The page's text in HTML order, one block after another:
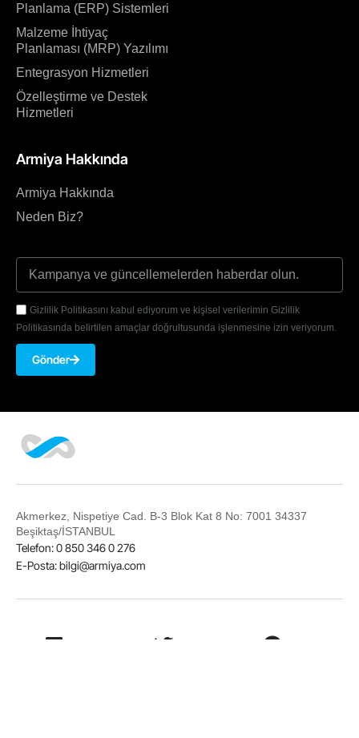
Planlama (ERP) Sistemleri
Malzeme İhtiyaç
Planlaması (MRP) Yazılımı
Entegrasyon Hizmetleri
Özelleştirme ve Destek
Hizmetleri
Armiya Hakkında
Armiya Hakkında
Neden Biz?
Gizlilik Politikasını kabul ediyorum ve kişisel verilerimin Gizlilik
Politikasında belirtilen amaçlar doğrultusunda işlenmesine izin veriyorum.
Gönder
Akmerkez, Nispetiye Cad. B-3 Blok Kat 8 No: 7001 34337
Beşiktaş/İSTANBUL
Telefon: 0 850 346 0 276
E-Posta:bilgi@armiya.com